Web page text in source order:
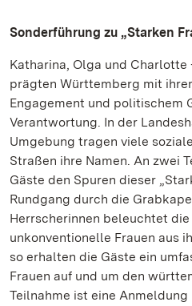
Sonderführung zu „Starken
Katharina, Olga und Charlotte
prägten Württemberg mit
Engagement und politischem
Verantwortung. In der
Umgebung tragen viele
Straßen ihre Namen. An zwei
Gäste den Spuren dieser
Rundgang durch die
Herrscherinnen beleuchtet die
unkonventionelle Frauen aus
so erhalten die Gäste ein
Frauen auf und um den
Teilnahme ist eine Anmeldung